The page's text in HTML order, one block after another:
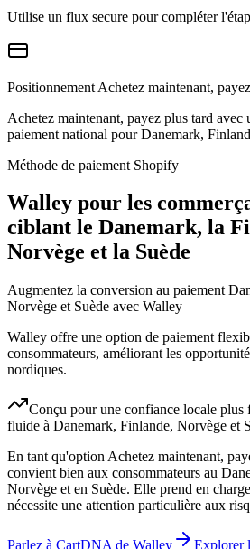
Utilise un flux secure pour compléter
Positionnement Achetez maintenant,
Achetez maintenant, payez plus tard avec
paiement national pour Danemark,
Méthode de paiement Shopify
Walley pour les
ciblant le Danemark, la
Norvège et la Suède
Augmentez la conversion au paiement
Norvège et Suède avec Walley
Walley offre une option de paiement
consommateurs, améliorant les
nordiques.
Conçu pour une confiance locale plus
fluide à Danemark, Finlande, Norvège et
En tant qu'option Achetez maintenant,
convient bien aux consommateurs au
Norvège et en Suède. Elle prend en
nécessite une attention particulière aux
Parlez à CartDNA de Walley Explorer